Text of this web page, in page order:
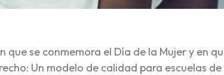
que se conmemora el Día de la Mujer y en
Un modelo de calidad para escuelas de